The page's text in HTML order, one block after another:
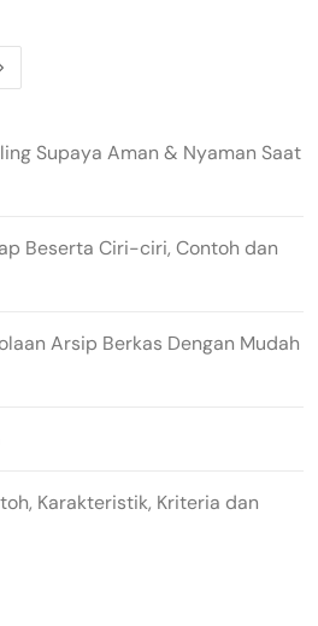
Supaya Aman & Nyaman Saat
Beserta Ciri-ciri, Contoh dan
Arsip Berkas Dengan Mudah
Karakteristik, Kriteria dan